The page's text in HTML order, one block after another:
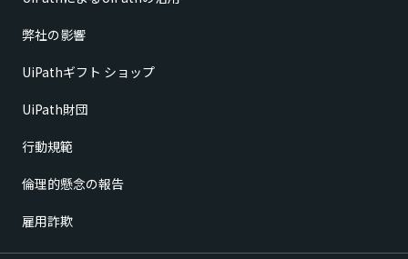
弊社の影響
UiPathギフト ショップ
UiPath財団
行動規範
倫理的懸念の報告
雇用詐欺